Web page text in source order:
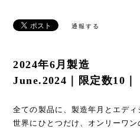
通報する
2024年6月製造
June.2024｜限定数10｜
全ての製品に、製造年月とエデ
世界にひとつだけ、オンリーワン